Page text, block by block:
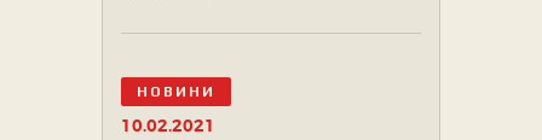
НОВИНИ
10.02.2021